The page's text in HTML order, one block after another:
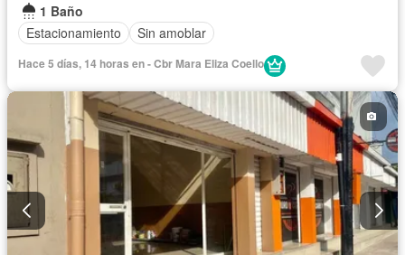
1 Baño
Estacionamiento
Sin amoblar
Hace 5 días, 14 horas en - Cbr Mara Eliza Coello